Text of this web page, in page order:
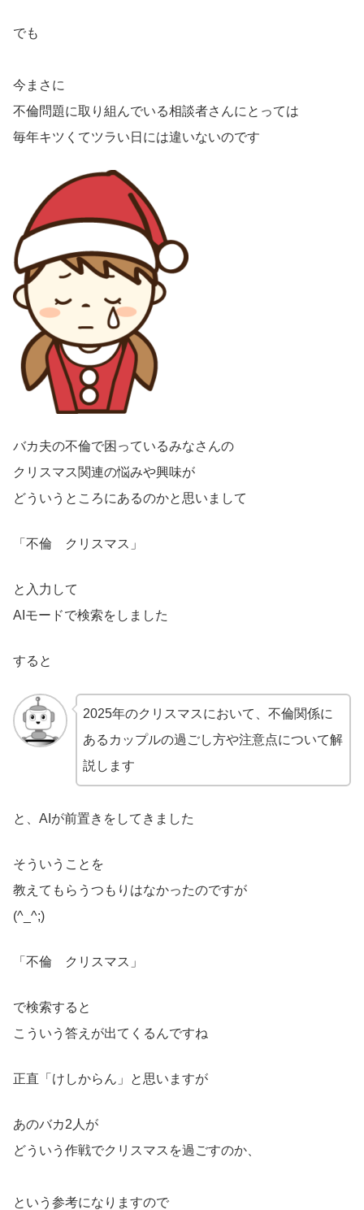
でも
今まさに
不倫問題に取り組んでいる相談者さんにとっては
毎年キツくてツラい日には違いないのです
バカ夫の不倫で困っているみなさんの
クリスマス関連の悩みや興味が
どういうところにあるのかと思いまして
「不倫 クリスマス」
と入力して
AIモードで検索をしました
すると
2025年のクリスマスにおいて、不倫関係に
あるカップルの過ごし方や注意点について解
説します
と、AIが前置きをしてきました
そういうことを
教えてもらうつもりはなかったのですが
(^_^;)
「不倫 クリスマス」
で検索すると
こういう答えが出てくるんですね
正直「けしからん」と思いますが
あのバカ2人が
どういう作戦でクリスマスを過ごすのか、
という参考になりますので